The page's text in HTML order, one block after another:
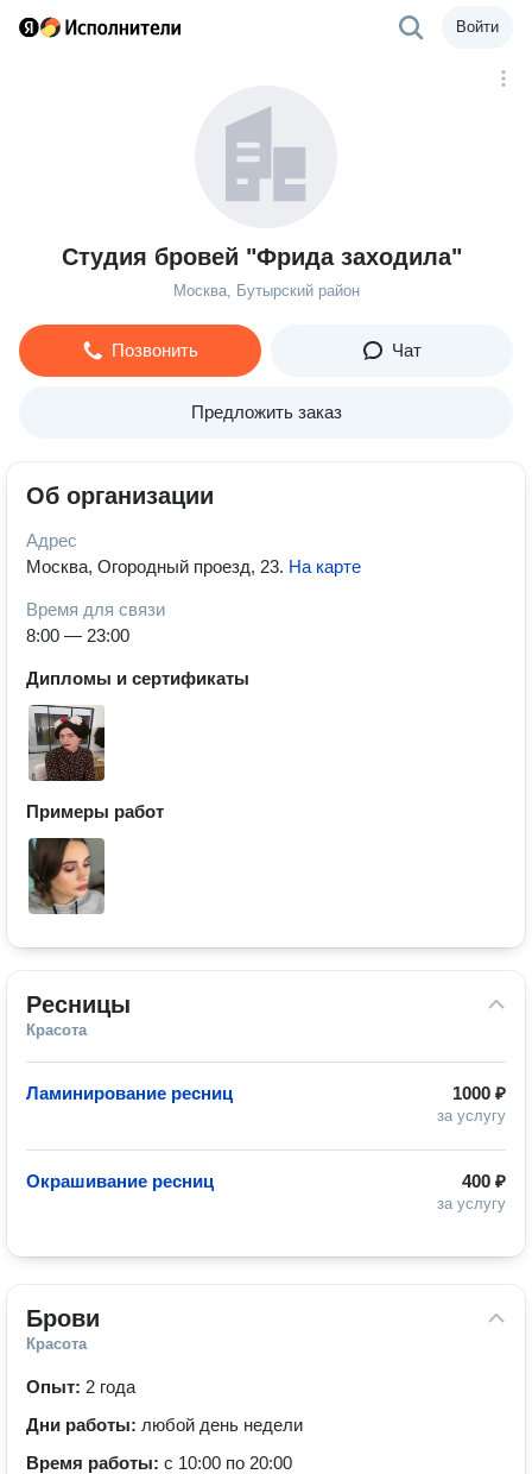
Войти
Студия бровей "Фрида заходила"
Москва, Бутырский район
Позвонить Чат
Предложить заказ
Об организации
Адрес
Москва, Огородный проезд, 23. На карте
Время для связи
8:00 — 23:00
Дипломы и сертификаты
Примеры работ
Ресницы
Красота
1000 ₽
за услугу
Ламинирование ресниц
400 ₽
за услугу
Окрашивание ресниц
Брови
Красота
Опыт: 2 года
Дни работы: любой день недели
Время работы: с 10:00 по 20:00